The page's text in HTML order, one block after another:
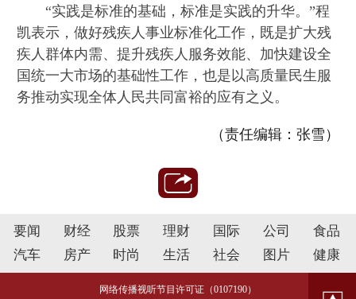
“实践是标准的基础，标准是实践的升华。”程
凯表示，做好残疾人事业标准化工作，既是扩大残
疾人群体内需、提升残疾人服务效能、加快建设全
国统一大市场的基础性工作，也是以高质量民生服
务推动实现全体人民共同富裕的应有之义。
（责任编辑：张雪）
要闻 财经 股票 理财 国际 公司
食品
汽车
房产 时尚 生活 社会 图片 健康
网络传播视听节目许可证（0107190）